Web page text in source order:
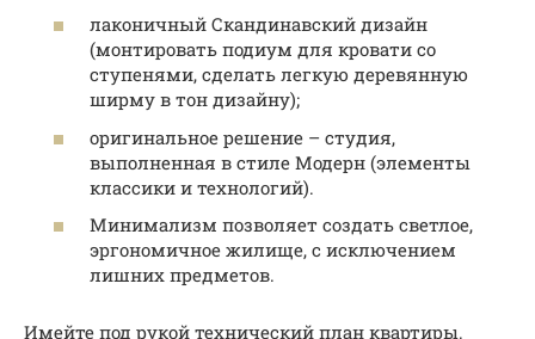
лаконичный Скандинавский дизайн
(монтировать подиум для кровати со
ступенями, сделать легкую деревянную
ширму в тон дизайну);
оригинальное решение – студия,
выполненная в стиле Модерн (элементы
классики и технологий).
Минимализм позволяет создать светлое,
эргономичное жилище, с исключением
лишних предметов.
Имейте под рукой технический план квартиры.